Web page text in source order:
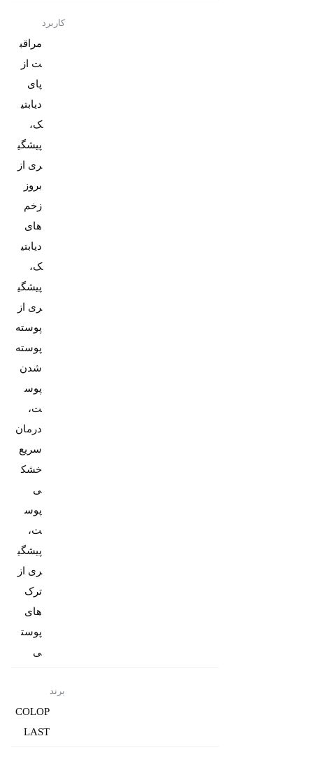
کاربرد
مراقب
ت از
پای
دیابتی
ک،
پیشگی
ری از
بروز
زخم
های
دیابتی
ک،
پیشگی
ری از
پوسته
پوسته
شدن
پوس
ت،
درمان
سریع
خشک
ی
پوس
ت،
پیشگی
ری از
ترک
های
پوست
ی
برند
COLOP
LAST